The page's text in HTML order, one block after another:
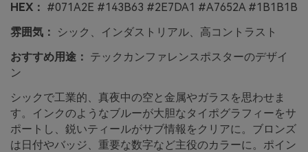
HEX： #071A2E #143B63 #2E7DA1 #A7652A #1B1B1B
雰囲気：
シック、インダストリアル、高コントラスト
おすすめ用途： テックカンファレンスポスターのデザイ
ン
シックで工業的、真夜中の空と金属やガラスを思わせま
す。インクのようなブルーが大胆なタイポグラフィーをサ
ポートし、鋭いティールがサブ情報をクリアに。ブロンズ
は日付やバッジ、重要な数字など主役のカラーに。ポイン